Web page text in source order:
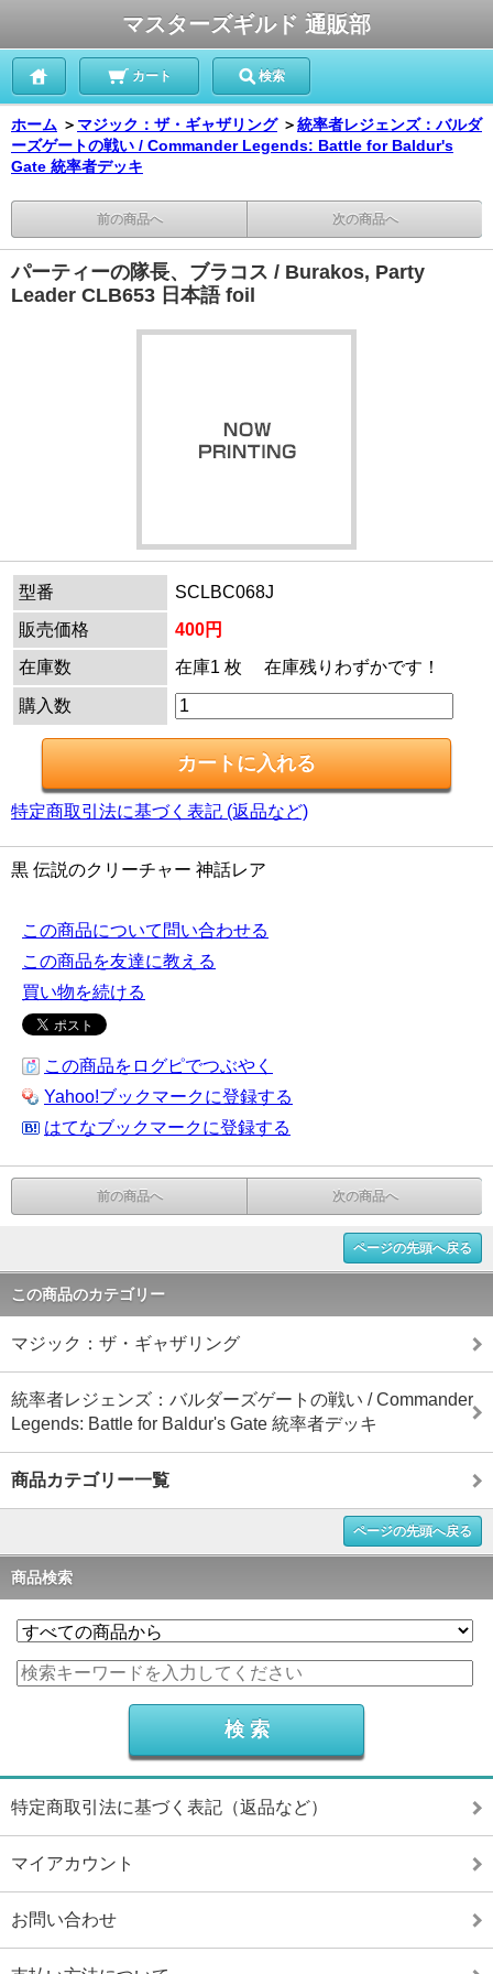
マスターズギルド 通販部
カート 検索
ホーム ＞ マジック：ザ・ギャザリング ＞統率者レジェンズ：バルダ
ーズゲートの戦い / Commander Legends: Battle for Baldur's
Gate 統率者デッキ
前の商品へ 次の商品へ
パーティーの隊長、ブラコス / Burakos, Party
Leader CLB653 日本語 foil
型番
SCLBC068J
販売価格
400円
在庫数
在庫1 枚 在庫残りわずかです！
購入数
特定商取引法に基づく表記 (返品など)
黒 伝説のクリーチャー 神話レア
この商品について問い合わせる
この商品を友達に教える
買い物を続ける
この商品をログピでつぶやく
Yahoo!ブックマークに登録する
はてなブックマークに登録する
前の商品へ 次の商品へ
ページの先頭へ戻る
この商品のカテゴリー
マジック：ザ・ギャザリング
統率者レジェンズ：バルダーズゲートの戦い / Commander
Legends: Battle for Baldur's Gate 統率者デッキ
商品カテゴリー一覧
ページの先頭へ戻る
商品検索
特定商取引法に基づく表記（返品など）
マイアカウント
お問い合わせ